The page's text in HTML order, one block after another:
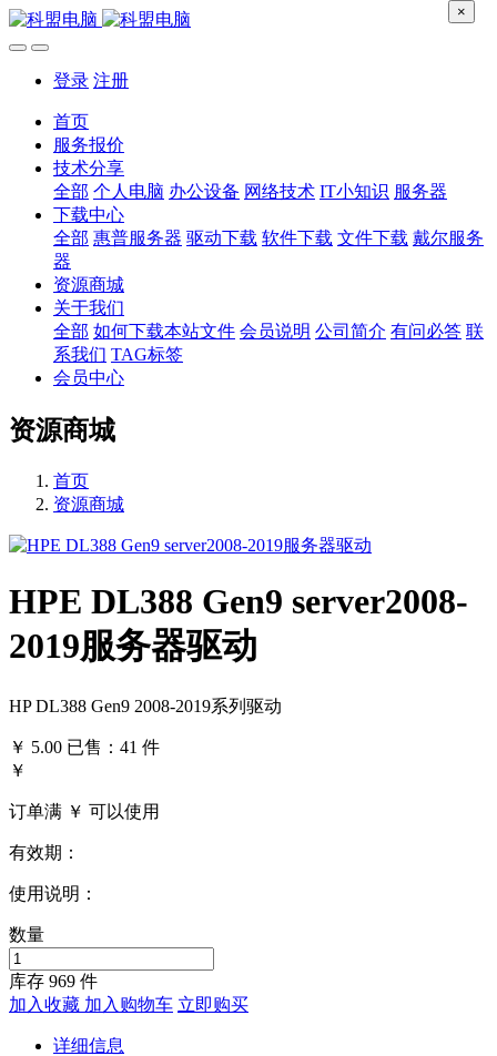
登录 注册
首页
服务报价
技术分享
全部 个人电脑 办公设备 网络技术 IT小知识 服务器
下载中心
全部 惠普服务器 驱动下载 软件下载 文件下载 戴尔服务
器
资源商城
关于我们
全部 如何下载本站文件 会员说明 公司简介 有问必答 联
系我们 TAG标签
会员中心
资源商城
首页
资源商城
HPE DL388 Gen9 server2008-
2019服务器驱动
HP DL388 Gen9 2008-2019系列驱动
￥ 5.00 已售：41 件
×
￥
订单满 ￥ 可以使用
有效期：
使用说明：
数量
库存 969 件
加入收藏 加入购物车 立即购买
详细信息